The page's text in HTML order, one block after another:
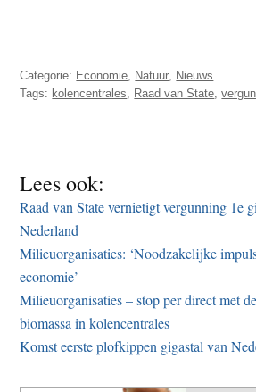
Categorie: Economie Natuur
Nieuws
Tags: kolencentrales Raad van State ,
Lees ook:
Raad van State vernietigt vergunning 1e
Nederland
Milieuorganisaties: ‘Noodzakelijke
economie’
Milieuorganisaties – stop per direct met
biomassa in kolencentrales
Komst eerste plofkippen gigastal van